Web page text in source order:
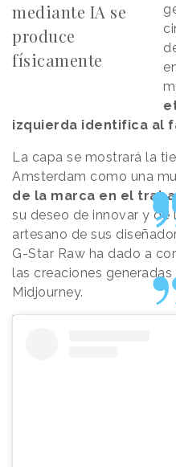
mediante IA se
produce
físicamente
izquierda identifica al
La capa se mostrará la
Amsterdam como una
de la marca en el
su deseo de innovar y
artesano de sus
G-Star Raw ha dado a
las creaciones
Midjourney.